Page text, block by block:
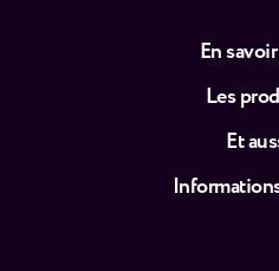
En
Les
Et